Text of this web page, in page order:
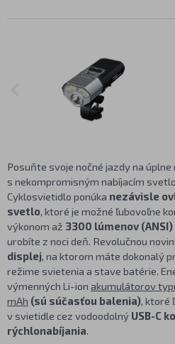
Posuňte svoje nočné jazdy na
s nekompromisným nabíjacím
Cyklosvietidlo ponúka nezávisle
svetlo, ktoré je možné ľubovoľne
výkonom až 3300 lúmenov (ANSI)
urobíte z noci deň. Revolučnou
displej, na ktorom máte dokonalý
režime svietenia a stave batérie.
výmenných Li-ion akumulátorov
mAh (sú súčasťou balenia), ktoré
v svietidle cez vodoodolný USB-C
rýchlonabíjania.